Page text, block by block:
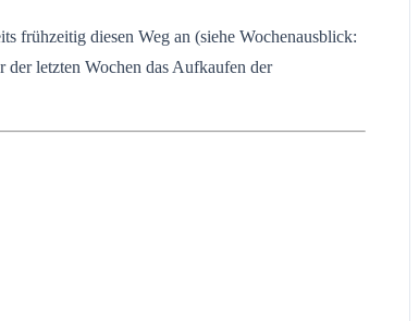
frühzeitig diesen Weg an (siehe Wochenausblick:
letzten Wochen das Aufkaufen der